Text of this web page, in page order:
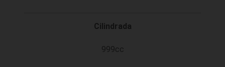
Cilindrada
999cc